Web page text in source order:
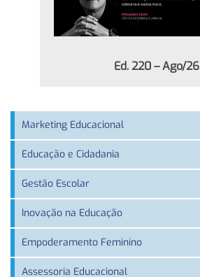
Ed. 220 – Ago/26
Marketing Educacional
Educação e Cidadania
Gestão Escolar
Inovação na Educação
Empoderamento Feminino
Assessoria Educacional